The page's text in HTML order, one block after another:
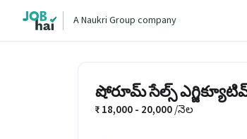
A Naukri Group company
షోరూమ్ సేల్స్
18,000 - 20,000/నెల